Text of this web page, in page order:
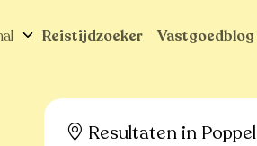
Reistijdzoeker Vastgoedblog
Resultaten in Poppel